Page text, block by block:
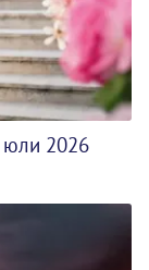
юли 2026